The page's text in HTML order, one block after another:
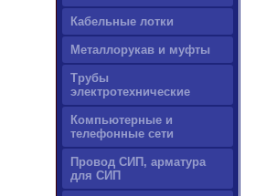
Кабельные лотки
Металлорукав и муфты
Трубы
электротехнические
Компьютерные и
телефонные сети
Провод СИП, арматура
для СИП